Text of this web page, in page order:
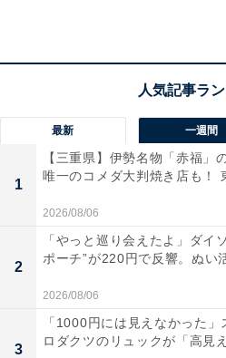
アイテムとなっています。前
方も、この機会にぜひお気に
入れてみてください。
最新 一週間
1
【三重県】伊勢名物「赤福」
唯一のコメダ大判焼き店も！
2026/08/06
2
「やっと巡り会えたよ」ダイ
ポーチ”が220円で反響。ぬい
2026/08/06
3
「1000円には見えなかった
ロダクツのリュックが「高見